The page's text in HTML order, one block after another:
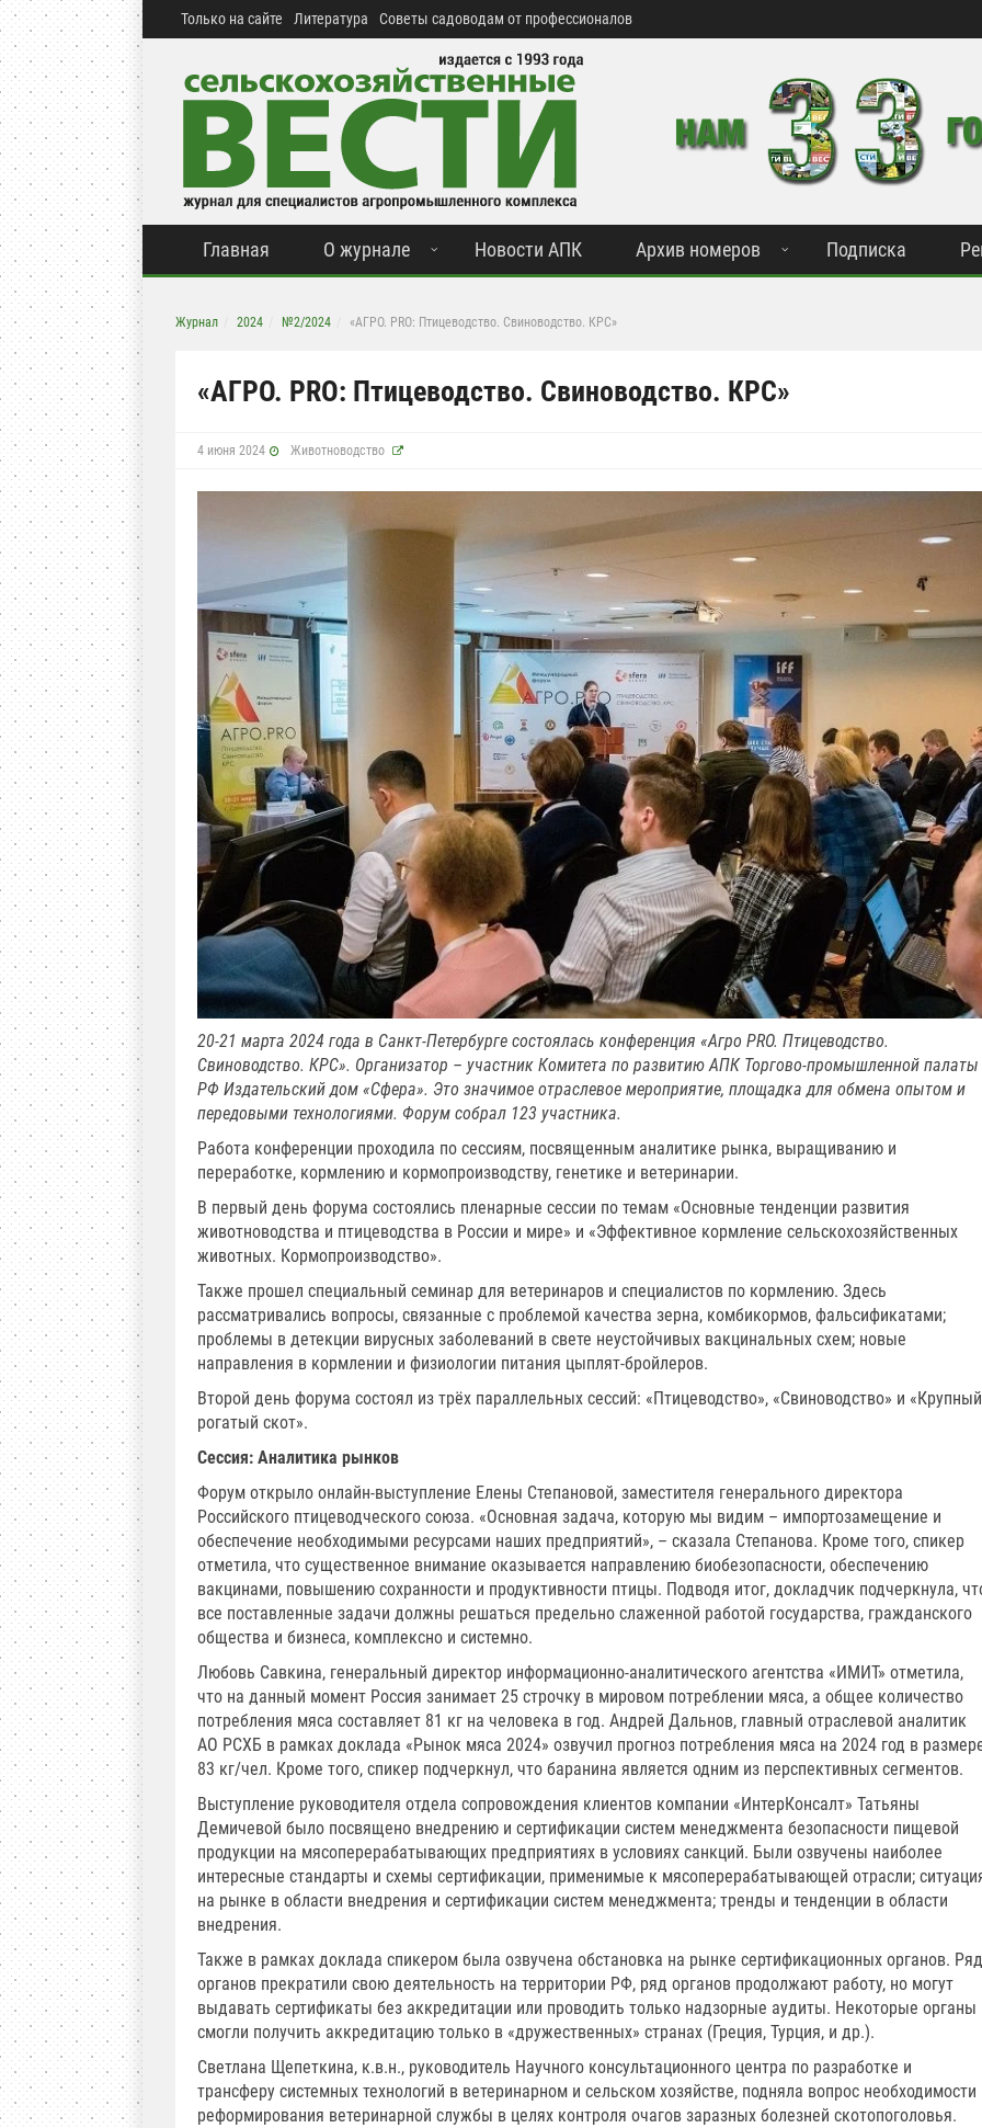
Только на сайте Литература Советы садоводам от профессионалов
Главная О журнале Новости АПК Архив номеров Подписка
Журнал 2024 №2/2024 «АГРО. PRO: Птицеводство. Свиноводство. КРС»
«АГРО. PRO: Птицеводство. Свиноводство. КРС»
4 июня 2024 Животноводство
20-21 марта 2024 года в Санкт-Петербурге состоялась конференция «Агро PRO. Птицеводство.
Свиноводство. КРС». Организатор – участник Комитета по развитию АПК Торгово-промышленной палаты
РФ Издательский дом «Сфера». Это значимое отраслевое мероприятие, площадка для обмена опытом и
передовыми технологиями. Форум собрал 123 участника.
Работа конференции проходила по сессиям, посвященным аналитике рынка, выращиванию и
переработке, кормлению и кормопроизводству, генетике и ветеринарии.
В первый день форума состоялись пленарные сессии по темам «Основные тенденции развития
животноводства и птицеводства в России и мире» и «Эффективное кормление сельскохозяйственных
животных. Кормопроизводство».
Также прошел специальный семинар для ветеринаров и специалистов по кормлению. Здесь
рассматривались вопросы, связанные с проблемой качества зерна, комбикормов, фальсификатами;
проблемы в детекции вирусных заболеваний в свете неустойчивых вакцинальных схем; новые
направления в кормлении и физиологии питания цыплят-бройлеров.
Второй день форума состоял из трёх параллельных сессий: «Птицеводство», «Свиноводство» и «Крупный
рогатый скот».
Сессия: Аналитика рынков
Форум открыло онлайн-выступление Елены Степановой, заместителя генерального директора
Российского птицеводческого союза. «Основная задача, которую мы видим – импортозамещение и
обеспечение необходимыми ресурсами наших предприятий», – сказала Степанова. Кроме того, спикер
отметила, что существенное внимание оказывается направлению биобезопасности, обеспечению
вакцинами, повышению сохранности и продуктивности птицы. Подводя итог, докладчик подчеркнула,
все поставленные задачи должны решаться предельно слаженной работой государства, гражданского
общества и бизнеса, комплексно и системно.
Любовь Савкина, генеральный директор информационно-аналитического агентства «ИМИТ» отметила,
что на данный момент Россия занимает 25 строчку в мировом потреблении мяса, а общее количество
потребления мяса составляет 81 кг на человека в год. Андрей Дальнов, главный отраслевой аналитик
АО РСХБ в рамках доклада «Рынок мяса 2024» озвучил прогноз потребления мяса на 2024 год в
83 кг/чел. Кроме того, спикер подчеркнул, что баранина является одним из перспективных сегментов.
Выступление руководителя отдела сопровождения клиентов компании «ИнтерКонсалт» Татьяны
Демичевой было посвящено внедрению и сертификации систем менеджмента безопасности пищевой
продукции на мясоперерабатывающих предприятиях в условиях санкций. Были озвучены наиболее
интересные стандарты и схемы сертификации, применимые к мясоперерабатывающей отрасли;
на рынке в области внедрения и сертификации систем менеджмента; тренды и тенденции в области
внедрения.
Также в рамках доклада спикером была озвучена обстановка на рынке сертификационных органов. Ряд
органов прекратили свою деятельность на территории РФ, ряд органов продолжают работу, но могут
выдавать сертификаты без аккредитации или проводить только надзорные аудиты. Некоторые органы
смогли получить аккредитацию только в «дружественных» странах (Греция, Турция, и др.).
Светлана Щепеткина, к.в.н., руководитель Научного консультационного центра по разработке и
трансферу системных технологий в ветеринарном и сельском хозяйстве, подняла вопрос необходимости
реформирования ветеринарной службы в целях контроля очагов заразных болезней скотопоголовья.